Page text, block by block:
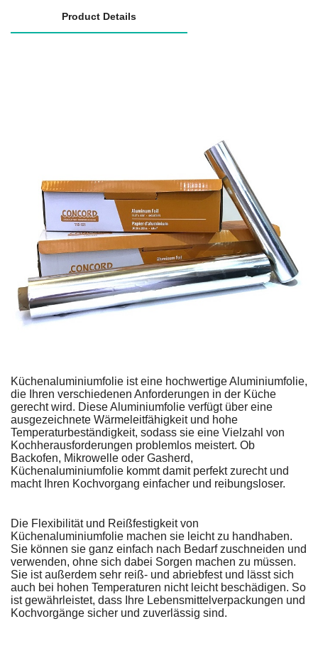
Product Details
Küchenaluminiumfolie ist eine hochwertige Aluminiumfolie,
die Ihren verschiedenen Anforderungen in der Küche
gerecht wird. Diese Aluminiumfolie verfügt über eine
ausgezeichnete Wärmeleitfähigkeit und hohe
Temperaturbeständigkeit, sodass sie eine Vielzahl von
Kochherausforderungen problemlos meistert. Ob
Backofen, Mikrowelle oder Gasherd,
Küchenaluminiumfolie kommt damit perfekt zurecht und
macht Ihren Kochvorgang einfacher und reibungsloser.
Die Flexibilität und Reißfestigkeit von
Küchenaluminiumfolie machen sie leicht zu handhaben.
Sie können sie ganz einfach nach Bedarf zuschneiden und
verwenden, ohne sich dabei Sorgen machen zu müssen.
Sie ist außerdem sehr reiß- und abriebfest und lässt sich
auch bei hohen Temperaturen nicht leicht beschädigen. So
ist gewährleistet, dass Ihre Lebensmittelverpackungen und
Kochvorgänge sicher und zuverlässig sind.